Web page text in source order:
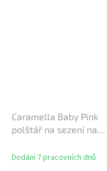
Caramella Baby Pink
polštář na sezení na
Dodání 7 pracovních dnů